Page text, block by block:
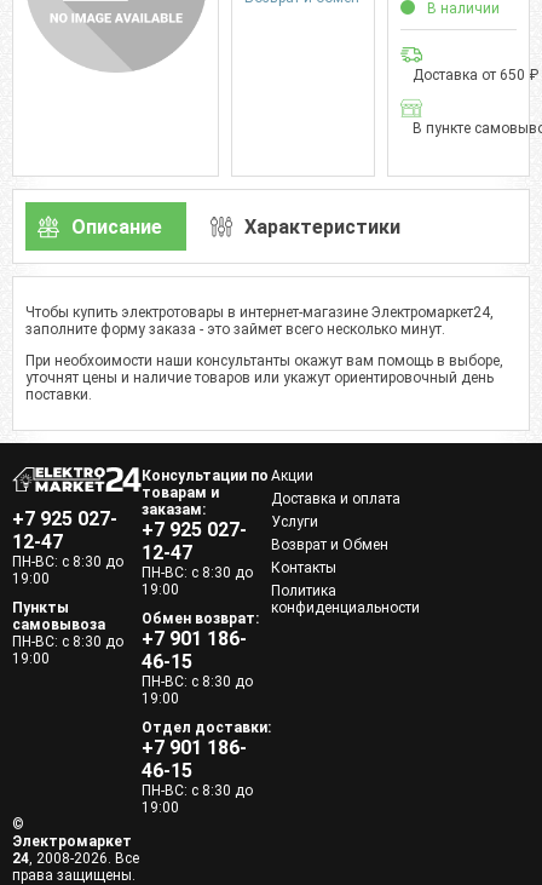
В наличии
Доставка от 650 ₽
В пункте
Описание Характеристики
Чтобы купить электротовары в интернет-магазине Электромаркет24,
заполните форму заказа - это займет всего несколько минут.
При необхоимости наши консультанты окажут вам помощь в выборе,
уточнят цены и наличие товаров или укажут ориентировочный день
поставки.
+7 925 027-
12-47
ПН-ВС: с 8:30 до
19:00
Пункты
самовывоза
ПН-ВС: с 8:30 до
19:00
Консультации по
товарам и
заказам:
+7 925 027-
12-47
ПН-ВС: с 8:30 до
19:00
Обмен возврат:
+7 901 186-
46-15
ПН-ВС: с 8:30 до
19:00
Отдел доставки:
+7 901 186-
46-15
ПН-ВС: с 8:30 до
19:00
Акции
Доставка и оплата
Услуги
Возврат и Обмен
Контакты
Политика
конфиденциальности
©
Электромаркет
24, 2008-2026. Все
права защищены.